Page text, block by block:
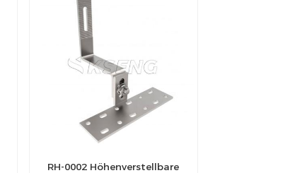
RH-0002 Höhenverstellbare